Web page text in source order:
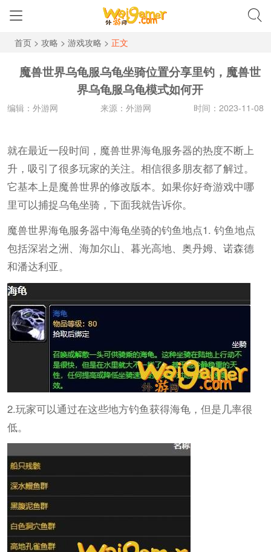
首页> 攻略 > 游戏攻略 > 正文
魔兽世界乌龟服乌龟坐骑位置分享里钓，魔兽世
界乌龟服乌龟模式如何开
编辑：外游网 来源：外游网 时间：2023-11-08
就在最近一段时间，魔兽世界海龟服务器的热度不断上
升，吸引了很多玩家的关注。相信很多朋友都了解过。
它基本上是魔兽世界的修改版本。如果你好奇游戏中哪
里可以捕捉乌龟坐骑，下面我就告诉你。
魔兽世界海龟服务器中海龟坐骑的钓鱼地点1. 钓鱼地点
包括深岩之洲、海加尔山、暮光高地、奥丹姆、诺森德
和潘达利亚。
2.玩家可以通过在这些地方钓鱼获得海龟，但是几率很
低。